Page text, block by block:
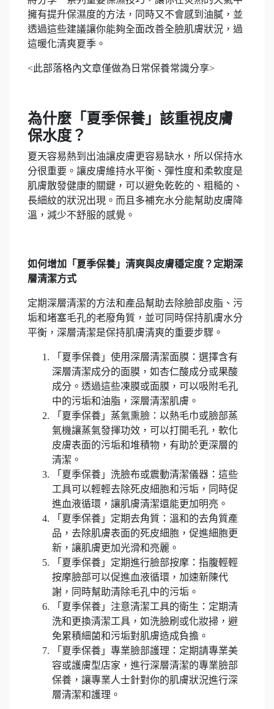
擁有提升保濕度的方法，同時又不會感到油膩，並
透過這些建議讓你能夠全面改善全臉肌膚狀況，過
這暖化清爽夏季。
<此部落格內文章僅做為日常保養常識分享>
為什麼「夏季保養」該重視皮膚
保水度？
夏天容易熱到出油讓皮膚更容易缺水，所以保持水
分很重要。讓皮膚維持水平衡、彈性度和柔軟度是
肌膚散發健康的關鍵，可以避免乾乾的、粗糙的、
長細紋的狀況出現。而且多補充水分能幫助皮膚降
溫，減少不舒服的感覺。
如何增加「夏季保養」清爽與皮膚穩定度？定期深
層清潔方式
定期深層清潔的方法和產品幫助去除臉部皮脂、污
垢和堵塞毛孔的老廢角質，並可同時保持肌膚水分
平衡，深層清潔是保持肌膚清爽的重要步驟。
「夏季保養」使用深層清潔面膜：選擇含有
深層清潔成分的面膜，如杏仁酸成分或果酸
成分。透過這些凍膜或面膜，可以吸附毛孔
中的污垢和油脂，深層清潔肌膚。
「夏季保養」蒸氣熏臉：以熱毛巾或臉部蒸
氣機讓蒸氣發揮功效，可以打開毛孔，軟化
皮膚表面的污垢和堆積物，有助於更深層的
清潔。
「夏季保養」洗臉布或震動清潔儀器：這些
工具可以輕輕去除死皮細胞和污垢，同時促
進血液循環，讓肌膚清潔還能更加明亮。
「夏季保養」定期去角質：溫和的去角質產
品，去除肌膚表面的死皮細胞，促進細胞更
新，讓肌膚更加光滑和亮麗。
「夏季保養」定期進行臉部按摩：指腹輕輕
按摩臉部可以促進血液循環，加速新陳代
謝，同時幫助清除毛孔中的污垢。
「夏季保養」注意清潔工具的衛生：定期清
洗和更換清潔工具，如洗臉刷或化妝掃，避
免累積細菌和污垢對肌膚造成負擔。
「夏季保養」專業臉部護理：定期請專業美
容或護膚型店家，進行深層清潔的專業臉部
保養，讓專業人士針對你的肌膚狀況進行深
層清潔和護理。